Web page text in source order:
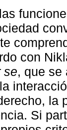
con
se, que se
la
Si